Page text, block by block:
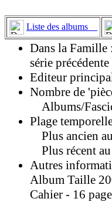
Liste des albums
Dans la Famille
série
Editeur
Nombre de
Albums/
Plage
Plus ancien
Plus récent au
Autres
Album Taille
Cahier - 16